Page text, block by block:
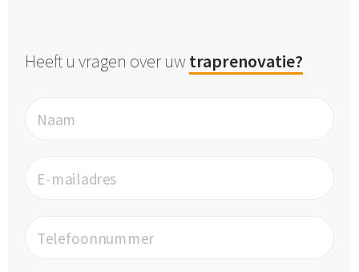
Heeft u vragen over uwtraprenovatie?
Naam
E-mailadres
Telefoonnummer